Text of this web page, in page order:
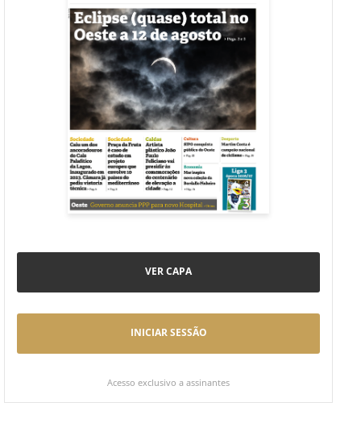
VER CAPA
INICIAR SESSÃO
Acesso exclusivo a assinantes